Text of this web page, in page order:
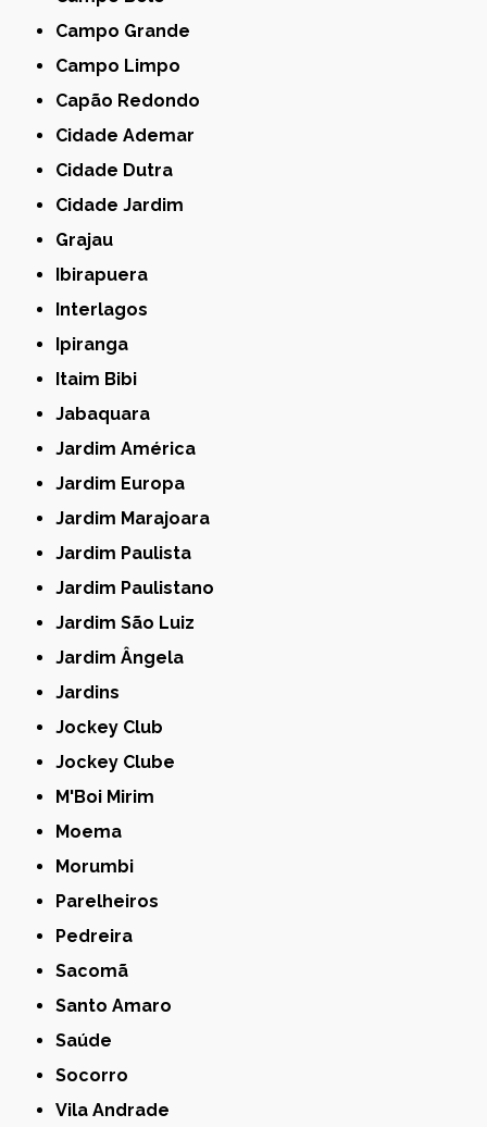
Campo Grande
Campo Limpo
Capão Redondo
Cidade Ademar
Cidade Dutra
Cidade Jardim
Grajau
Ibirapuera
Interlagos
Ipiranga
Itaim Bibi
Jabaquara
Jardim América
Jardim Europa
Jardim Marajoara
Jardim Paulista
Jardim Paulistano
Jardim São Luiz
Jardim Ângela
Jardins
Jockey Club
Jockey Clube
M'Boi Mirim
Moema
Morumbi
Parelheiros
Pedreira
Sacomã
Santo Amaro
Saúde
Socorro
Vila Andrade